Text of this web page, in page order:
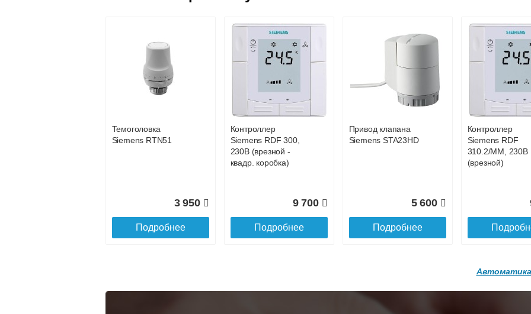
1600 венге.
34 891
Конвектор
с решеткой
GRILL.SGWL-16-
1700 венге.
36 818
Подробнее
GRILL.SGWL-16-
38 752
Подробнее
с решеткой
GRILL.SGWL-16-
1900 венге.
Конвектор
ITT.080.200.1200 с
решеткой
GRILL.SGA-20-
Конвектор
решеткой
GRILL.SGA-20-600
Подробнее
ITT.080.200.1200 с
решеткой
GRILL.SGA-20-
28 142
Конвектор
решеткой
GRILL.SGW-20-
1200 венге
Конвектор
Конвектор
Конвектор
ITT.080.200.1200 с
Конвектор
Темоголовка
Siemens RTN51
3 950
Подробнее
Контроллер
Siemens RDF 300,
230В (врезной -
квадр. коробка)
9 700
Подробнее
Привод клапана
Siemens STA23HD
5 600
Подробнее
Контроллер
Siemens RDF
310.2/MM, 230В
(врезной)